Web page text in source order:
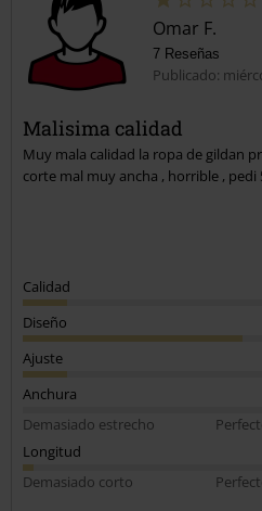
Omar F.
7 Reseñas
Publicado:
Malisima calidad
Muy mala calidad la ropa de gildan
corte mal muy ancha , horrible , pedi
Calidad
Diseño
Ajuste
Anchura
Demasiado estrecho
Longitud
Demasiado corto